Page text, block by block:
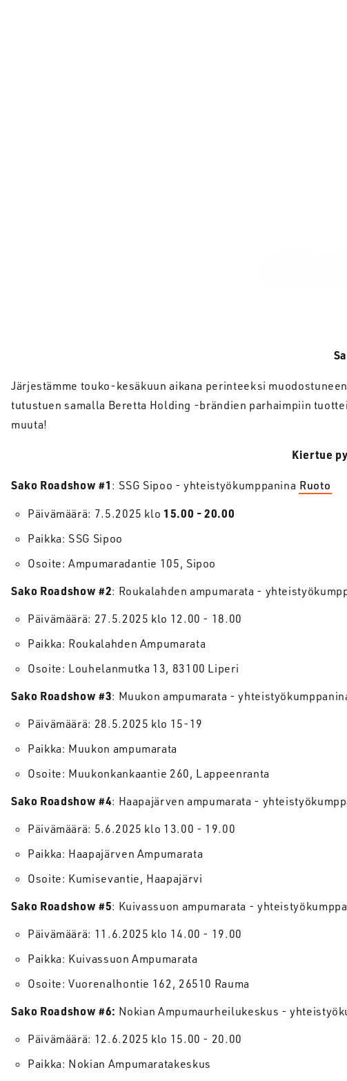
Järjestämme touko-kesäkuun aikana perinteeksi
tutustuen samalla Beretta Holding -brändien parhaimpiin
muuta!
Kiertue
Sako Roadshow #1 : SSG Sipoo - yhteistyökumppanina Ruoto
Päivämäärä: 7.5.2025 klo 15.00 - 20.00
Paikka: SSG Sipoo
Osoite: Ampumaradantie 105, Sipoo
Sako Roadshow #2: Roukalahden ampumarata -
Päivämäärä: 27.5.2025 klo 12.00 - 18.00
Paikka: Roukalahden Ampumarata
Osoite: Louhelanmutka 13, 83100 Liperi
Sako Roadshow #3: Muukon ampumarata -
Päivämäärä: 28.5.2025 klo 15-19
Paikka: Muukon ampumarata
Osoite: Muukonkankaantie 260, Lappeenranta
Sako Roadshow #4: Haapajärven ampumarata -
Päivämäärä: 5.6.2025 klo 13.00 - 19.00
Paikka: Haapajärven Ampumarata
Osoite: Kumisevantie, Haapajärvi
Sako Roadshow #5: Kuivassuon ampumarata -
Päivämäärä: 11.6.2025 klo 14.00 - 19.00
Paikka: Kuivassuon Ampumarata
Osoite: Vuorenalhontie 162, 26510 Rauma
Sako Roadshow #6: Nokian Ampumaurheilukeskus -
Päivämäärä: 12.6.2025 klo 15.00 - 20.00
Paikka: Nokian Ampumaratakeskus